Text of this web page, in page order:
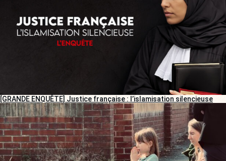
[GRANDE ENQUÊTE] Justice française : l’islamisation silencieuse